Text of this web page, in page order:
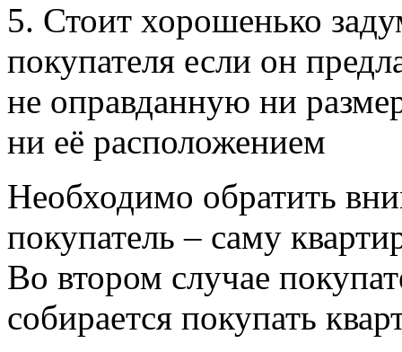
5. Стоит хорошенько
покупателя если он
не оправданную ни
ни её расположением
Необходимо обратить
покупатель – саму
Во втором случае
собирается покупать